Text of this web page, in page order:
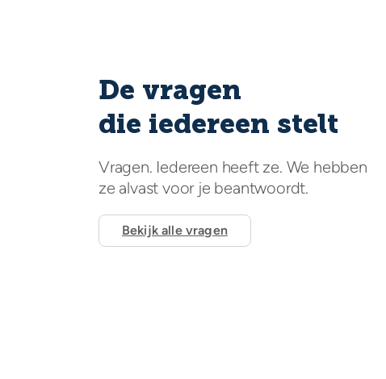
De vragen
die iedereen stelt
Vragen. Iedereen heeft ze. We hebben
ze alvast voor je beantwoordt.
Bekijk alle vragen